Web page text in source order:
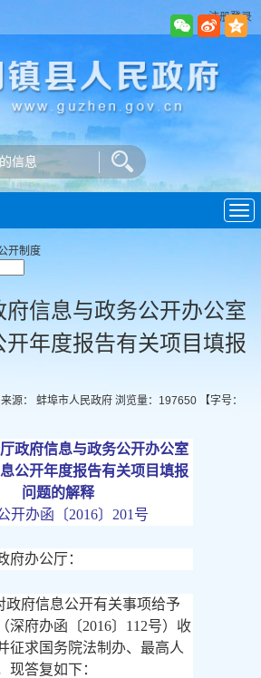
注册登录
导
航
开制度
府信息与政务公开办公室
年度报告有关项目填报
来源： 蚌埠市人民政府 浏览量： 197650
【字号：
政府信息与政务公开办公室
公开年度报告有关项目填报
问题的解释
开办函〔2016〕201号
府办公厅：
政府信息公开有关事项给予
深府办函〔2016〕112号）收
征求国务院法制办、最高人
现答复如下：